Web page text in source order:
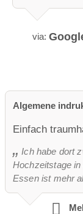
via:
Algemene
Einfach
Ich habe dort
Hochzeitstage
Essen ist mehr